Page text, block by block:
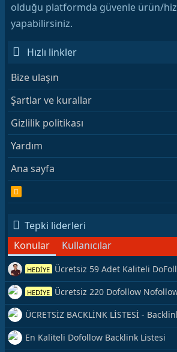
olduğu platformda güvenle ürün/
yapabilirsiniz.
Hızlı linkler
Bize ulaşın
Şartlar ve kurallar
Gizlilik politikası
Yardım
Ana sayfa
S
Tepki liderleri
Konular
Kullanıcılar
HEDİYE Ücretsiz 59 Adet Kaliteli
Kaynağı Veriyorum.
HEDİYE Ücretsiz 220 Dofollow
Veriyorum
ÜCRETSİZ BACKLİNK LİSTESİ -
Hemen Yetiş!
En Kaliteli Dofollow Backlink Listesi